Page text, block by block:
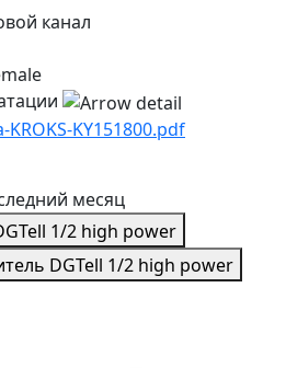
канал
KY151800.pdf
месяц